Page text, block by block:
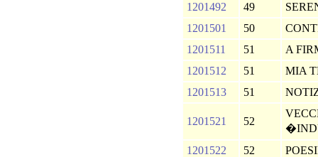
1201492
49
1201501
50
1201511
51
A
1201512
51
MIA
1201513
51
1201521 52
1201522
52